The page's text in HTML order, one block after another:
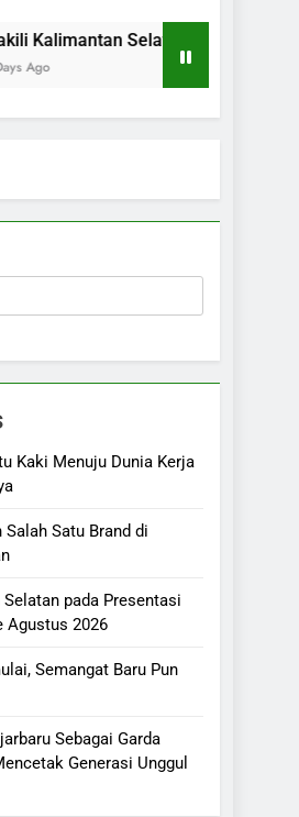
Selatan pada Presentasi
Kaki Menuju Dunia Kerja
Satu Brand di
pada Presentasi
Agustus 2026
Semangat Baru Pun
Sebagai Garda
Generasi Unggul